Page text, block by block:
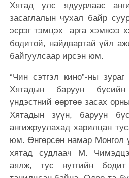
Video
Хятад улс ядуурлаас
засаглалын чухал байр
эсрэг тэмцэх арга хэмжээ
бодитой, найдвартай үйл
байгуулсаар ирсэн юм.
“Чин сэтгэл кино”-ны
Хятадын баруун
үндэстний өөртөө засах
Хятадын зүүн, баруун
ангижруулахад харилцан
юм. Өнгөрсөн намар Монгол
хятад судлаач М.
аялж, тус нутгийн бодит